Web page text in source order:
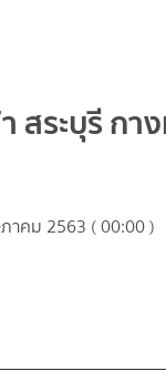
สระบุรี ก
าคม 2563 ( 00:00 )